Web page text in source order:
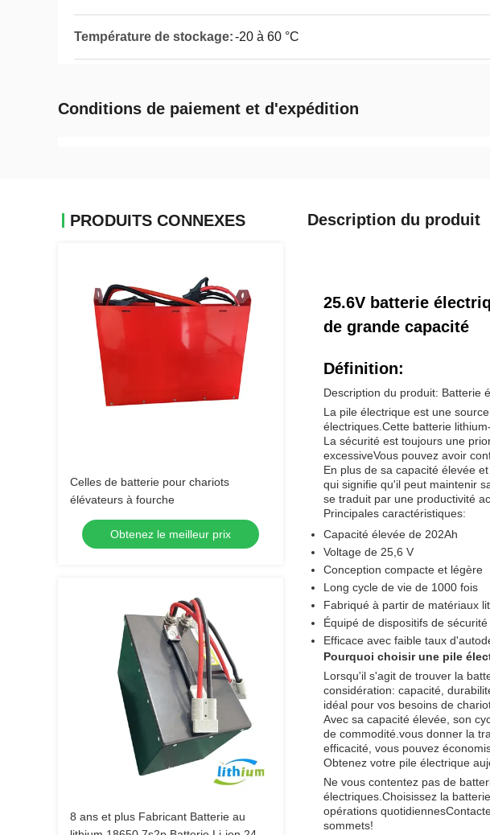
Température de stockage:-20 à 60 °C
Conditions de paiement et d'expédition
PRODUITS CONNEXES
Celles de batterie pour chariots
élévateurs à fourche
Obtenez le meilleur prix
8 ans et plus Fabricant Batterie au
Description du produit
25.6V batterie
de grande capacité
Définition:
Description du produit: Batterie
La pile électrique est une
électriques.Cette batterie
La sécurité est toujours une
excessiveVous pouvez avoir
En plus de sa capacité élevée
qui signifie qu'il peut maintenir
se traduit par une productivité
Principales caractéristiques:
Capacité élevée de 202Ah
Voltage de 25,6 V
Conception compacte et légère
Long cycle de vie de 1000 fois
Fabriqué à partir de matériaux
Équipé de dispositifs de
Efficace avec faible taux
Pourquoi choisir une pile
Lorsqu'il s'agit de trouver la
considération: capacité,
idéal pour vos besoins de
Avec sa capacité élevée, son
de commodité.vous donner la
efficacité, vous pouvez
Obtenez votre pile électrique
Ne vous contentez pas de
électriques.Choisissez la
opérations
sommets!